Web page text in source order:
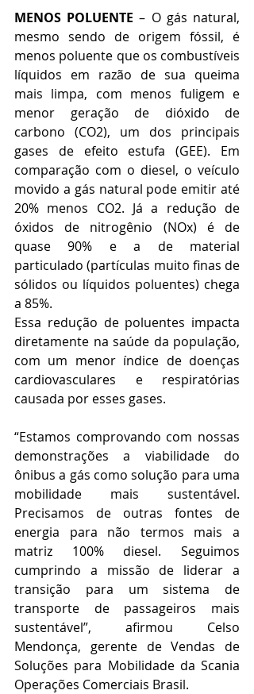
MENOS POLUENTE – O gás natural,
mesmo sendo de origem fóssil, é
menos poluente que os combustíveis
líquidos em razão de sua queima
mais limpa, com menos fuligem e
menor geração de dióxido de
carbono (CO2), um dos principais
gases de efeito estufa (GEE). Em
comparação com o diesel, o veículo
movido a gás natural pode emitir até
20% menos CO2. Já a redução de
óxidos de nitrogênio (NOx) é de
quase 90% e a de material
particulado (partículas muito finas de
sólidos ou líquidos poluentes) chega
a 85%.
Essa redução de poluentes impacta
diretamente na saúde da população,
com um menor índice de doenças
cardiovasculares e respiratórias
causada por esses gases.
“Estamos comprovando com nossas
demonstrações a viabilidade do
ônibus a gás como solução para uma
mobilidade mais sustentável.
Precisamos de outras fontes de
energia para não termos mais a
matriz 100% diesel. Seguimos
cumprindo a missão de liderar a
transição para um sistema de
transporte de passageiros mais
sustentável”, afirmou Celso
Mendonça, gerente de Vendas de
Soluções para Mobilidade da Scania
Operações Comerciais Brasil.